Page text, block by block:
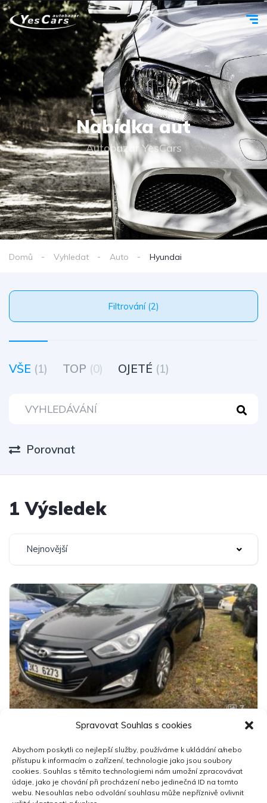
Spravovat Souhlas s cookies
Abychom poskytli co nejlepší služby, používáme k ukládání a/nebo
přístupu k informacím o zařízení, technologie jako jsou soubory
cookies. Souhlas s těmito technologiemi nám umožní zpracovávat
údaje, jako je chování při procházení nebo jedinečná ID na tomto
webu. Nesouhlas nebo odvolání souhlasu může nepříznivě ovlivnit
Nabídka aut
Autobazar YesCars
Domů Vyhledat Auto Hyundai
Filtrování (2)
VŠE (1) TOP (0) OJETÉ (1)
Porovnat
1 Výsledek
Nejnovější
7
149 000 Kč
2012 178,600 km Manuální
Nafta